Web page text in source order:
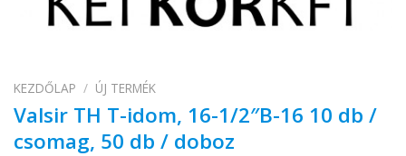
KEZDŐLAP / ÚJ TERMÉK
Valsir TH T-idom, 16-1/2″B-16 10 db /
csomag, 50 db / doboz